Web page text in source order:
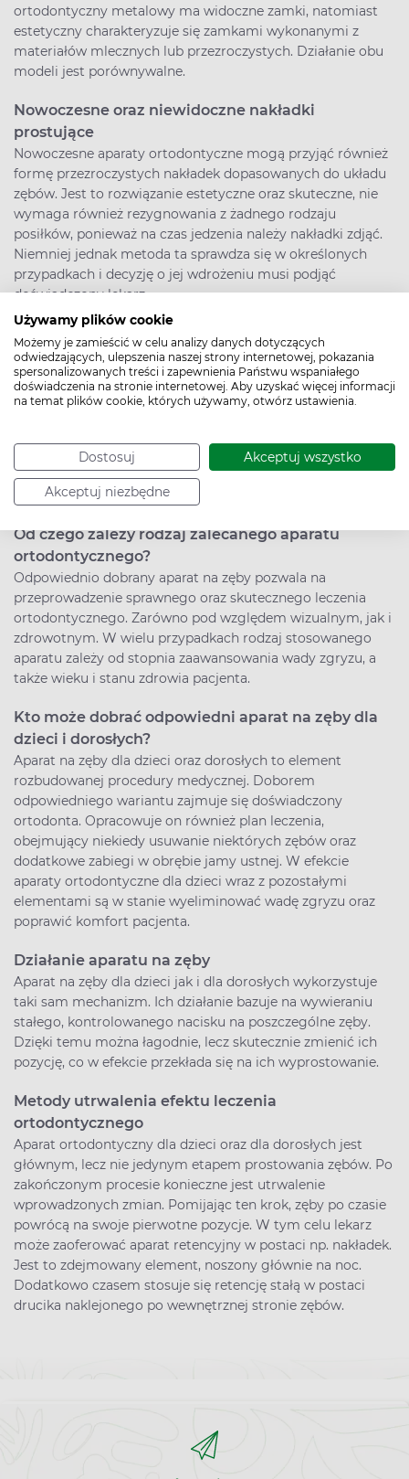
Używamy plików cookie
Możemy je zamieścić w celu analizy danych dotyczących
odwiedzających, ulepszenia naszej strony internetowej, pokazania
spersonalizowanych treści i zapewnienia Państwu wspaniałego
doświadczenia na stronie internetowej. Aby uzyskać więcej informacji
na temat plików cookie, których używamy, otwórz ustawienia.
Dostosuj Akceptuj wszystko
Akceptuj niezbędne
ortodontyczny metalowy ma widoczne zamki, natomiast
estetyczny charakteryzuje się zamkami wykonanymi z
materiałów mlecznych lub przezroczystych. Działanie obu
modeli jest porównywalne.
Nowoczesne oraz niewidoczne nakładki
prostujące
Nowoczesne aparaty ortodontyczne mogą przyjąć również
formę przezroczystych nakładek dopasowanych do układu
zębów. Jest to rozwiązanie estetyczne oraz skuteczne, nie
wymaga również rezygnowania z żadnego rodzaju
posiłków, ponieważ na czas jedzenia należy nakładki zdjąć.
Niemniej jednak metoda ta sprawdza się w określonych
przypadkach i decyzję o jej wdrożeniu musi podjąć
doświadczony lekarz.
Dobór odpowiedniego aparatu na zęby
Wysokiej jakości aparat na zęby w połączeniu ze starannie
przygotowanym planem leczenia ortodontycznego
pozwala nie tylko wyprostować zęby w celach
jakość życia. Mogą one mieć wpływ na sposób mówienia,
bóle głowy lub prowadzić do stopniowego ścierania oraz
pękania zębów.
Od czego zależy rodzaj zalecanego aparatu
ortodontycznego?
Odpowiednio dobrany aparat na zęby pozwala na
przeprowadzenie sprawnego oraz skutecznego leczenia
ortodontycznego. Zarówno pod względem wizualnym, jak i
zdrowotnym. W wielu przypadkach rodzaj stosowanego
aparatu zależy od stopnia zaawansowania wady zgryzu, a
także wieku i stanu zdrowia pacjenta.
Kto może dobrać odpowiedni aparat na zęby dla
dzieci i dorosłych?
Aparat na zęby dla dzieci oraz dorosłych to element
rozbudowanej procedury medycznej. Doborem
odpowiedniego wariantu zajmuje się doświadczony
ortodonta. Opracowuje on również plan leczenia,
obejmujący niekiedy usuwanie niektórych zębów oraz
dodatkowe zabiegi w obrębie jamy ustnej. W efekcie
aparaty ortodontyczne dla dzieci wraz z pozostałymi
elementami są w stanie wyeliminować wadę zgryzu oraz
poprawić komfort pacjenta.
Działanie aparatu na zęby
Aparat na zęby dla dzieci jak i dla dorosłych wykorzystuje
taki sam mechanizm. Ich działanie bazuje na wywieraniu
stałego, kontrolowanego nacisku na poszczególne zęby.
Dzięki temu można łagodnie, lecz skutecznie zmienić ich
pozycję, co w efekcie przekłada się na ich wyprostowanie.
Metody utrwalenia efektu leczenia
ortodontycznego
Aparat ortodontyczny dla dzieci oraz dla dorosłych jest
głównym, lecz nie jedynym etapem prostowania zębów. Po
zakończonym procesie konieczne jest utrwalenie
wprowadzonych zmian. Pomijając ten krok, zęby po czasie
powrócą na swoje pierwotne pozycje. W tym celu lekarz
może zaoferować aparat retencyjny w postaci np. nakładek.
Jest to zdejmowany element, noszony głównie na noc.
Dodatkowo czasem stosuje się retencję stałą w postaci
drucika naklejonego po wewnętrznej stronie zębów.